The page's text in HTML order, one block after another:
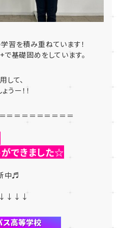
習を積み重ねています！
基礎固めをしています。
て、
ー！！
＝＝＝＝＝＝＝＝＝
できました☆
中♬
↓↓↓↓